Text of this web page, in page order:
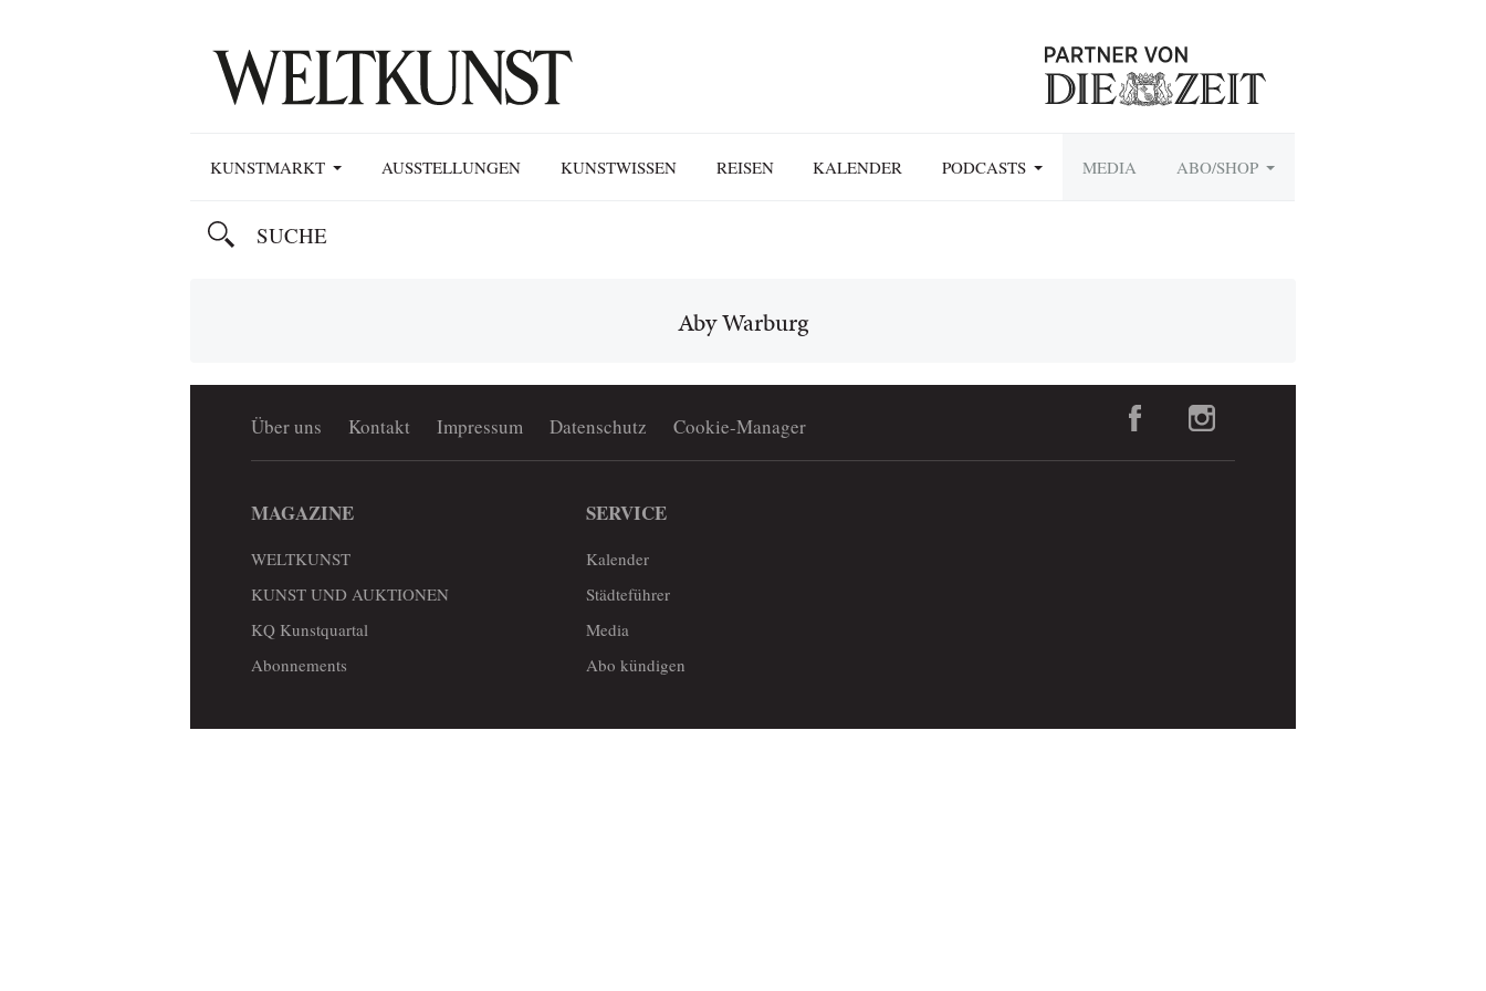
KUNSTMARKT AUSSTELLUNGEN KUNSTWISSEN REISEN KALENDER PODCASTS MEDIA ABO/SHOP
Aby Warburg
Über uns Kontakt Impressum Datenschutz Cookie-Manager
MAGAZINE
WELTKUNST
KUNST UND AUKTIONEN
KQ Kunstquartal
Abonnements
SERVICE
Kalender
Städteführer
Media
Abo kündigen